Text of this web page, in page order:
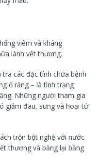
viêm và kháng
lành vết thương.
các đặc tính chữa bệnh
ổ răng – là tình trạng
Những người tham gia
giảm đau, sưng và hoại tử
trộn bột nghệ với nước
thương và băng lại bằng